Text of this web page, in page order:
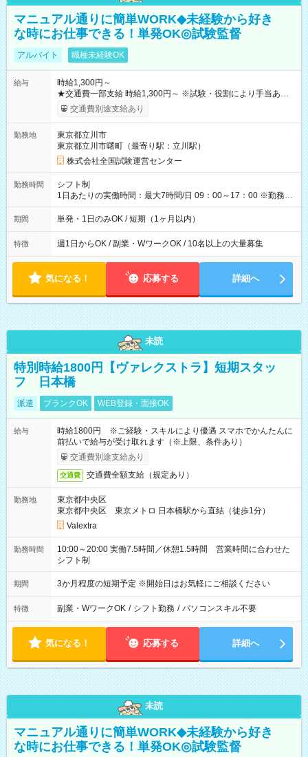
マニュアル通りに簡単WORK◆未経験から好き
な時にお仕事できる！単発OK◎試験監督
アルバイト 職種未経験OK
給与
時給1,300円～
★交通費一部支給 時給1,300円～ ※試験・役割により手当あり
※勤務回数により昇給あり 【即給（前払い）オプションあ
り！】 希望される場合、勤務から1週間ほどで給与の一部を受け
例】 ・河合塾模擬試験 8:30～17:30（休憩1時間） 時給1,300円
×8時間＝日収10,400円＋交通費 ※当日の役割により時給＋100
円の場合あり ・国家試験 7:00～13:30（休憩なし） 時給1,300
円（役割手当＋100円）×6時間＝日収8,400円＋交通費 【試用期
間】試用期間なし
交通費別途支給あり
勤務地
東京都立川市
東京都立川市曙町（最寄り駅：立川駅）
株式会社全国試験運営センター
勤務時間
シフト制
1日あたりの実働時間：最大7時間/日 09：00～17：00 ※勤務時
間は 試験により異なります。
期間 単発・1日のみOK / 短期（1ヶ月以内）
特徴 週1日からOK / 副業・WワークOK / 10名以上の大量募集
気になる！ 応募する 詳細へ
未読
特別時給1800円【ヴァレクストラ】短期スタッ
フ 日本橋
派遣 ブランクOK WEB登録・面接OK
給与
時給1800円 ※ご経験・スキルにより優遇 スマホでかんたんに
前払いで給与が受け取れます（※上限、条件あり）
交通費別途支給あり
交通費 交通費全額支給（規定あり）
勤務地
東京都中央区
東京都中央区 東京メトロ 日本橋駅から直結（徒歩1分）
Valextra
勤務時間
10:00～20:00 実働7.5時間／休憩1.5時間 営業時間に合わせた
シフト制
期間 3か月程度の短期予定 ※開始日はお気軽にご相談ください
特徴 副業・WワークOK / シフト勤務 / パソコンスキル不要
気になる！ 応募する 詳細へ
未読
マニュアル通りに簡単WORK◆未経験から好き
な時にお仕事できる！単発OK◎試験監督